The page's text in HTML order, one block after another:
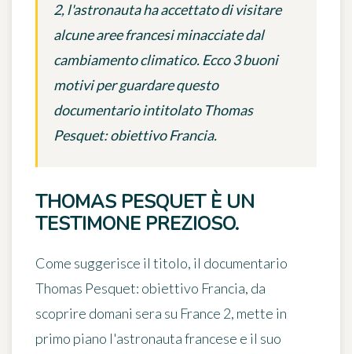
2, l'astronauta ha accettato di visitare
alcune aree francesi minacciate dal
cambiamento climatico. Ecco 3 buoni
motivi per guardare questo
documentario intitolato Thomas
Pesquet: obiettivo Francia.
THOMAS PESQUET È UN
TESTIMONE PREZIOSO.
Come suggerisce il titolo, il documentario
Thomas Pesquet: obiettivo Francia, da
scoprire domani sera su France 2, mette in
primo piano l'astronauta francese e il suo